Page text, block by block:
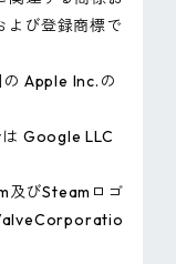
よび登録商標で
Apple Inc.の
Google LLC
びSteamロゴ